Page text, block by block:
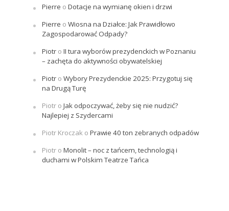
Pierre o Dotacje na wymianę okien i drzwi
Pierre o Wiosna na Działce: Jak Prawidłowo
Zagospodarować Odpady?
Piotro II tura wyborów prezydenckich w Poznaniu
– zachęta do aktywności obywatelskiej
Piotro Wybory Prezydenckie 2025: Przygotuj się
na Drugą Turę
Piotro Jak odpoczywać, żeby się nie nudzić?
Najlepiej z Szydercami
Piotr Kroczako Prawie 40 ton zebranych odpadów
Piotro Monolit – noc z tańcem, technologią i
duchami w Polskim Teatrze Tańca